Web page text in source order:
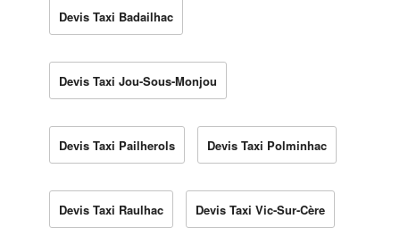
Devis Taxi Badailhac
Devis Taxi Jou-Sous-Monjou
Devis Taxi Pailherols Devis Taxi Polminhac
Devis Taxi Raulhac Devis Taxi Vic-Sur-Cère